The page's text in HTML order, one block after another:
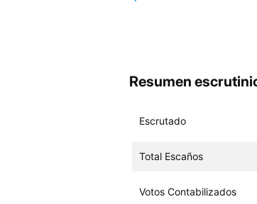
Resumen
Escrutado
Total Escaños
Votos Contabilizados